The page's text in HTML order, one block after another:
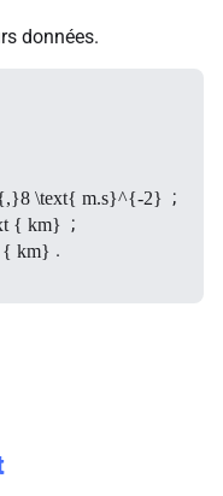
données.
\text{ m.s}^{-2} ;
{ km} ;
{ km} .